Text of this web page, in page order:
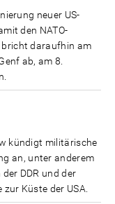
neuer US-
den NATO-
bricht daraufhin am
ab, am 8.
kündigt militärische
an, unter anderem
DDR und der
zur Küste der USA.